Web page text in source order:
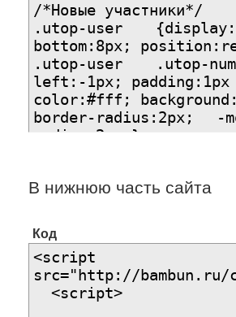
/*Новые участники*/
.utop-user
bottom:8px;
.utop-user .utop-
left:-1px;
color:#fff;
border-radius:2px; -
radius:2px;}
-moz-border-radius:
border-top-left-
border-top-right-
border-bottom-right-
border-bottom-left-
.utop-user a.ut-ava
В нижнюю часть сайта
Код
<script
src="http://
<script>